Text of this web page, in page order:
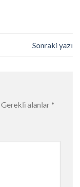
Sonraki yazı
Gerekli alanlar *